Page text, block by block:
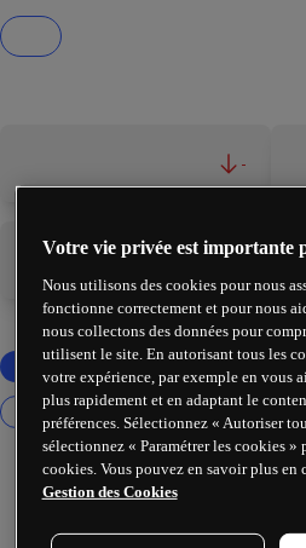
-
Votre vie privée est importante
Nous utilisons des cookies pour nous
fonctionne correctement et pour nous
nous collectons des données pour
utilisent le site. En autorisant tous les
votre expérience, par exemple en vous
plus rapidement et en adaptant le
préférences. Sélectionnez « Autoriser
sélectionnez « Paramétrer les cookies »
cookies. Vous pouvez en savoir plus en
Gestion des Cookies